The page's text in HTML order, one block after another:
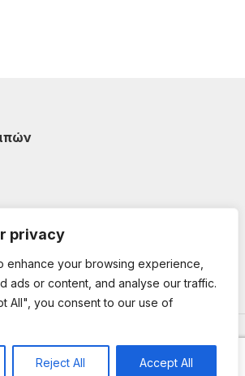
privacy
enhance your browsing experience,
ads or content, and analyse our traffic.
All", you consent to our use of
Reject All Accept All
All Rights Reserved.
by web-idea.gr